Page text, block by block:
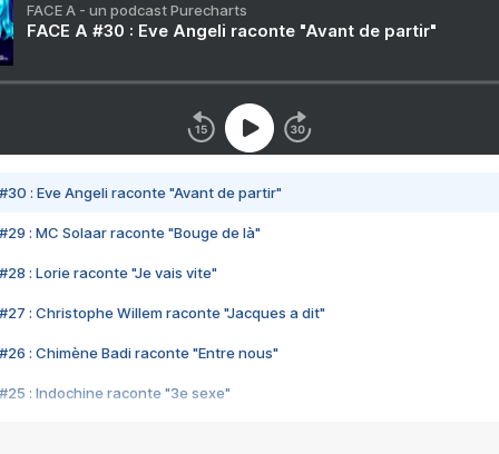
FACE A - un podcast Purecharts
FACE A #30 : Eve Angeli raconte "Avant de partir"
#30 : Eve Angeli raconte "Avant de partir"
#29 : MC Solaar raconte "Bouge de là"
#28 : Lorie raconte "Je vais vite"
#27 : Christophe Willem raconte "Jacques a dit"
#26 : Chimène Badi raconte "Entre nous"
#25 : Indochine raconte "3e sexe"